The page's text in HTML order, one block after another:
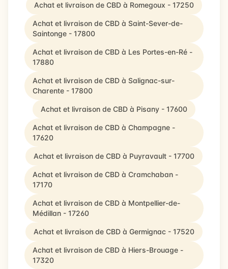
Achat et livraison de CBD à Romegoux - 17250
Achat et livraison de CBD à Saint-Sever-de-
Saintonge - 17800
Achat et livraison de CBD à Les Portes-en-Ré -
17880
Achat et livraison de CBD à Salignac-sur-
Charente - 17800
Achat et livraison de CBD à Pisany - 17600
Achat et livraison de CBD à Champagne -
17620
Achat et livraison de CBD à Puyravault - 17700
Achat et livraison de CBD à Cramchaban -
17170
Achat et livraison de CBD à Montpellier-de-
Médillan - 17260
Achat et livraison de CBD à Germignac - 17520
Achat et livraison de CBD à Hiers-Brouage -
17320